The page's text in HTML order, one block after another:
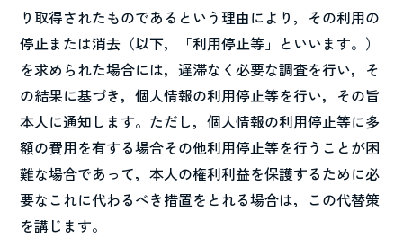
り取得されたものであるという理由により，その利用の
停止または消去（以下，「利用停止等」といいます。）
を求められた場合には，遅滞なく必要な調査を行い，そ
の結果に基づき，個人情報の利用停止等を行い，その旨
本人に通知します。ただし，個人情報の利用停止等に多
額の費用を有する場合その他利用停止等を行うことが困
難な場合であって，本人の権利利益を保護するために必
要なこれに代わるべき措置をとれる場合は，この代替策
を講じます。